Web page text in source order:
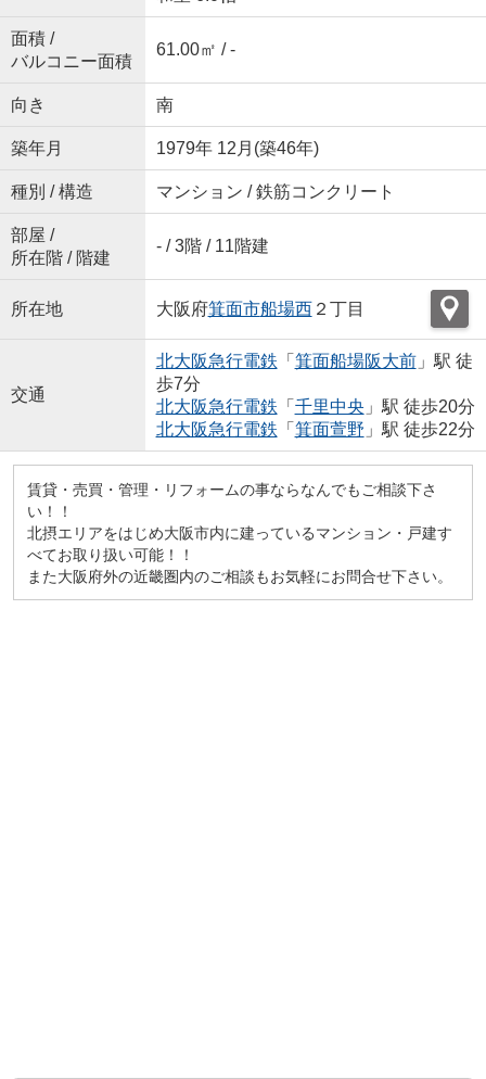
面積 /
バルコニー面積
61.00㎡ / -
向き 南
築年月 1979年 12月(築46年)
種別 / 構造 マンション / 鉄筋コンクリート
部屋 /
所在階 / 階建
- / 3階 / 11階建
所在地 大阪府箕面市船場西２丁目
交通
北大阪急行電鉄 「 箕面船場阪大前」駅 徒
歩7分
北大阪急行電鉄 「 千里中央 」駅 徒歩20分
北大阪急行電鉄 「 箕面萱野 」駅 徒歩22分
賃貸・売買・管理・リフォームの事ならなんでもご相談下さ
い！！
北摂エリアをはじめ大阪市内に建っているマンション・戸建す
べてお取り扱い可能！！
また大阪府外の近畿圏内のご相談もお気軽にお問合せ下さい。